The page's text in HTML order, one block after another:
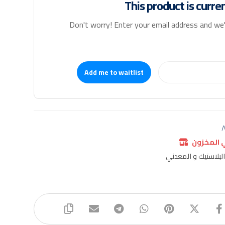
This product is
Don't worry! Enter your email address and
Add me to waitlist
المخزون
و المعدني